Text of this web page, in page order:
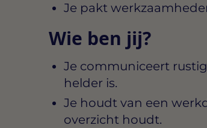
Je pakt
Wie ben jij?
Je communiceert
helder is.
Je houdt van een
overzicht houdt.